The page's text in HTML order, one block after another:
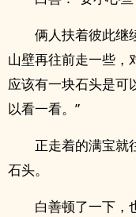
俩人扶着彼此继
山壁再往前走一些，
应该有一块石头是可
以看一看。”
正走着的满宝就
石头。
白善顿了一下，